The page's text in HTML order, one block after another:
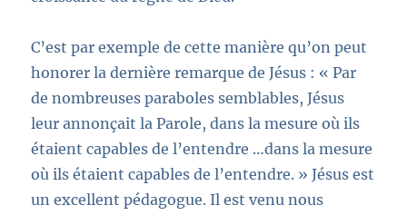
C’est par exemple de cette manière qu’on peut
honorer la dernière remarque de Jésus : « Par
de nombreuses paraboles semblables, Jésus
leur annonçait la Parole, dans la mesure où ils
étaient capables de l’entendre …dans la mesure
où ils étaient capables de l’entendre. » Jésus est
un excellent pédagogue. Il est venu nous